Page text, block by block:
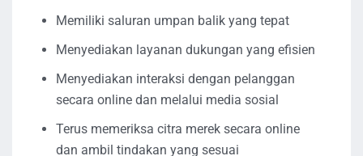
Memiliki saluran umpan balik yang tepat
Menyediakan layanan dukungan yang efisien
Menyediakan interaksi dengan pelanggan
secara online dan melalui media sosial
Terus memeriksa citra merek secara online
dan ambil tindakan yang sesuai